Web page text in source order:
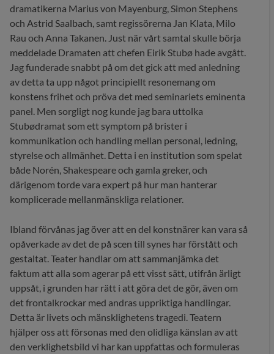
dramatikerna Marius von Mayenburg, Simon Stephens
och Astrid Saalbach, samt regissörerna Jan Klata, Milo
Rau och Anna Takanen. Just när vårt samtal skulle börja
meddelade Dramaten att chefen Eirik Stubø hade avgått.
Jag funderade snabbt på om det gick att med anledning
av detta ta upp något principiellt resonemang om
konstens frihet och pröva det med seminariets eminenta
panel. Men sorgligt nog kunde jag bara uttolka
Stubødramat som ett symptom på brister i
kommunikation och handling mellan personal, ledning,
styrelse och allmänhet. Detta i en institution som spelat
både Norén, Shakespeare och gamla greker, och
därigenom torde vara expert på hur man hanterar
komplicerade mellanmänskliga relationer.
Ibland förvånas jag över att en del konstnärer kan vara så
opåverkade av det de på scen till synes har förstått och
gestaltat. Teater handlar om att sammanjämka det
faktum att alla som agerar på ett visst sätt, utifrån ärligt
uppsåt, i grunden har rätt i att göra det de gör, även om
det frontalkrockar med andras uppriktiga handlingar.
Detta är livets och mänsklighetens tragedi. Teatern
hjälper oss att försonas med den olidliga känslan av att
den verklighetsbild vi har kan uppfattas och formuleras